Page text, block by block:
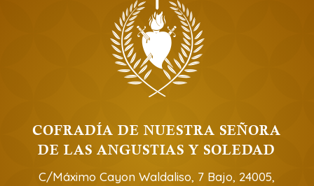
COFRADÍA DE NUESTRA SEÑORA
DE LAS ANGUSTIAS Y SOLEDAD
C/Máximo Cayon Waldaliso, 7 Bajo, 24005,